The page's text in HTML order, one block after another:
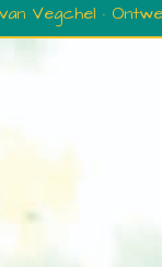
Vegchel ·